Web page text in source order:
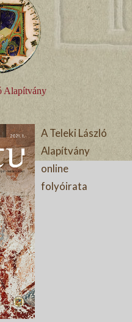
Alapítvány
A Teleki László
Alapítvány
online
folyóirata